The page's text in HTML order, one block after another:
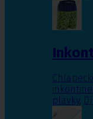
plavky,